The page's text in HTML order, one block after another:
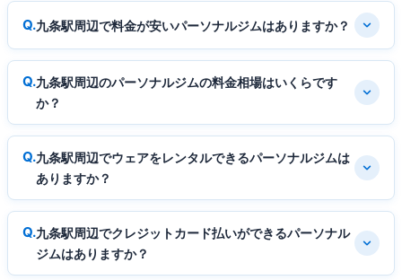
九条駅周辺で料金が安いパーソナルジムはありますか？
九条駅周辺のパーソナルジムの料金相場はいくらです
か？
九条駅周辺でウェアをレンタルできるパーソナルジムは
ありますか？
九条駅周辺でクレジットカード払いができるパーソナル
ジムはありますか？